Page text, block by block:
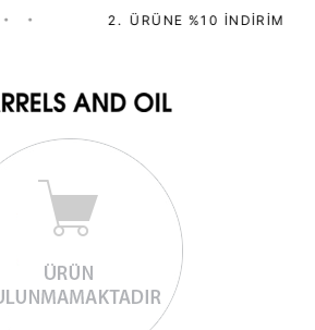
2.⁠ ⁠ÜRÜNE %10 İNDIRIM